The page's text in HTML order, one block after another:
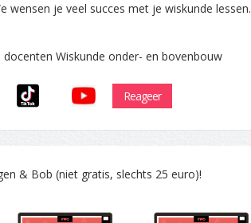
wensen je veel succes met je wiskunde lessen.
Wiskunde onder- en bovenbouw
Reageer
& Bob (niet gratis, slechts 25 euro)!